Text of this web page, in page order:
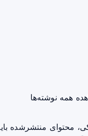
همه نوشته‌ها
محتوای منتشرشده